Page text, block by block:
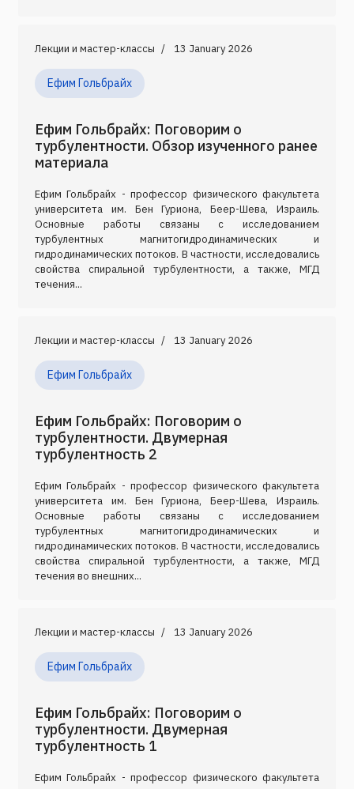
Лекции и мастер-классы 13 January 2026
Ефим Гольбрайх
Ефим Гольбрайх: Поговорим о
турбулентности. Обзор изученного ранее
материала
Ефим Гольбрайх - профессор физического факультета
университета им. Бен Гуриона, Беер-Шева, Израиль.
Основные работы связаны с исследованием
турбулентных магнитогидродинамических и
гидродинамических потоков. В частности, исследовались
свойства спиральной турбулентности, а также, МГД
течения...
Лекции и мастер-классы 13 January 2026
Ефим Гольбрайх
Ефим Гольбрайх: Поговорим о
турбулентности. Двумерная
турбулентность 2
Ефим Гольбрайх - профессор физического факультета
университета им. Бен Гуриона, Беер-Шева, Израиль.
Основные работы связаны с исследованием
турбулентных магнитогидродинамических и
гидродинамических потоков. В частности, исследовались
свойства спиральной турбулентности, а также, МГД
течения во внешних...
Лекции и мастер-классы 13 January 2026
Ефим Гольбрайх
Ефим Гольбрайх: Поговорим о
турбулентности. Двумерная
турбулентность 1
Ефим Гольбрайх - профессор физического факультета